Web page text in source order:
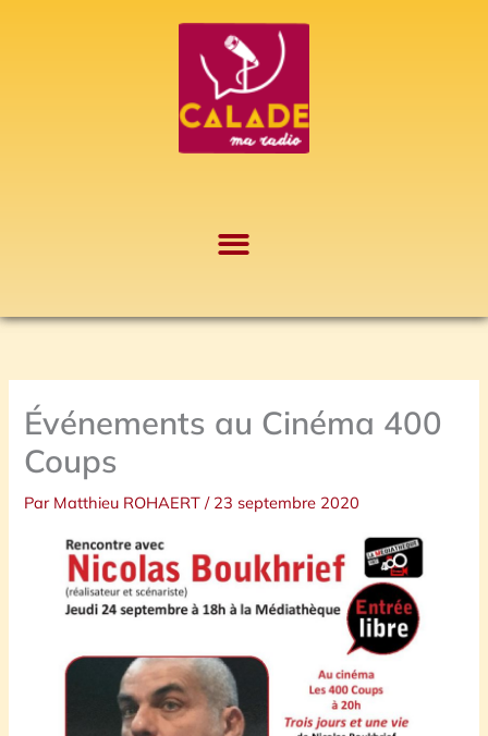
Événements au Cinéma 400
Coups
Par Matthieu ROHAERT/ 23 septembre 2020